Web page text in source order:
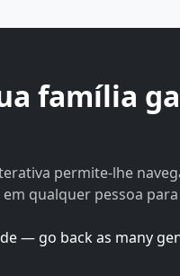
família
permite-lhe
qualquer pessoa
— go back as many